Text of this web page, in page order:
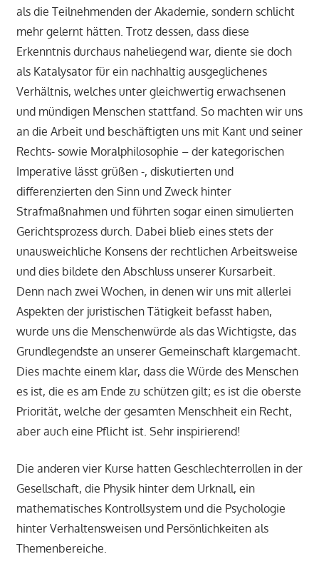
als die Teilnehmenden der Akademie, sondern schlicht
mehr gelernt hätten. Trotz dessen, dass diese
Erkenntnis durchaus naheliegend war, diente sie doch
als Katalysator für ein nachhaltig ausgeglichenes
Verhältnis, welches unter gleichwertig erwachsenen
und mündigen Menschen stattfand. So machten wir uns
an die Arbeit und beschäftigten uns mit Kant und seiner
Rechts- sowie Moralphilosophie – der kategorischen
Imperative lässt grüßen -, diskutierten und
differenzierten den Sinn und Zweck hinter
Strafmaßnahmen und führten sogar einen simulierten
Gerichtsprozess durch. Dabei blieb eines stets der
unausweichliche Konsens der rechtlichen Arbeitsweise
und dies bildete den Abschluss unserer Kursarbeit.
Denn nach zwei Wochen, in denen wir uns mit allerlei
Aspekten der juristischen Tätigkeit befasst haben,
wurde uns die Menschenwürde als das Wichtigste, das
Grundlegendste an unserer Gemeinschaft klargemacht.
Dies machte einem klar, dass die Würde des Menschen
es ist, die es am Ende zu schützen gilt; es ist die oberste
Priorität, welche der gesamten Menschheit ein Recht,
aber auch eine Pflicht ist. Sehr inspirierend!
Die anderen vier Kurse hatten Geschlechterrollen in der
Gesellschaft, die Physik hinter dem Urknall, ein
mathematisches Kontrollsystem und die Psychologie
hinter Verhaltensweisen und Persönlichkeiten als
Themenbereiche.